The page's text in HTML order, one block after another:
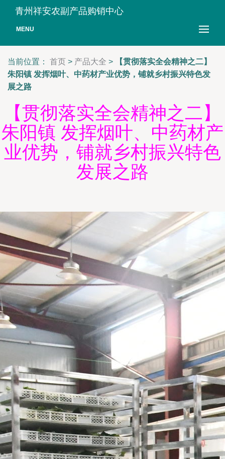
青州祥安农副产品购销中心
MENU
当前位置： 首页 > 产品大全 >
【贯彻落实全会精神之二】
朱阳镇 发挥烟叶、中药材产业优势，铺就乡村振兴特色发
展之路
【贯彻落实全会精神之二】
朱阳镇 发挥烟叶、中药材产
业优势，铺就乡村振兴特色
发展之路